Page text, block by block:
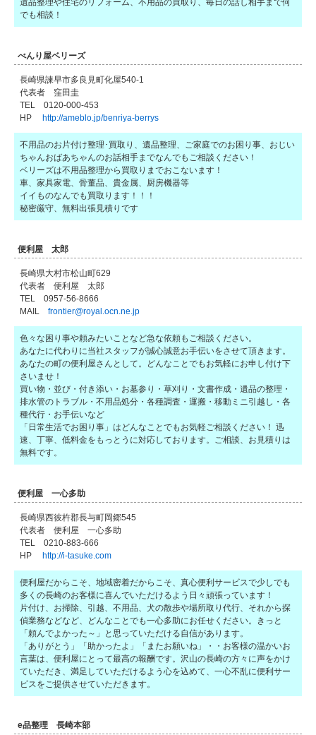
でも相談！
べんり屋ベリーズ
長崎県諫早市多良見町化屋540-1
代表者 窪田圭
TEL 0120-000-453
HPhttp://ameblo.jp/benriya-berrys
不用品のお片付け整理･買取り、遺品整理、ご家庭でのお困り事、おじい
ちゃんおばあちゃんのお話相手までなんでもご相談ください！
ベリーズは不用品整理から買取りまでおこないます！
車、家具家電、骨董品、貴金属、厨房機器等
イイものなんでも買取ります！！！
秘密厳守、無料出張見積りです
便利屋 太郎
長崎県大村市松山町629
代表者 便利屋 太郎
TEL 0957-56-8666
MAILfrontier@royal.ocn.ne.jp
色々な困り事や頼みたいことなど急な依頼もご相談ください。
あなたに代わりに当社スタッフが誠心誠意お手伝いをさせて頂きます。
あなたの町の便利屋さんとして。どんなことでもお気軽にお申し付け下
さいませ！
買い物・並び・付き添い・お墓参り・草刈り・文書作成・遺品の整理・
排水管のトラブル・不用品処分・各種調査・運搬・移動ミニ引越し・各
種代行・お手伝いなど
「日常生活でお困り事」はどんなことでもお気軽ご相談ください！ 迅
速、丁寧、低料金をもっとうに対応しております。ご相談、お見積りは
無料です。
便利屋 一心多助
長崎県西彼杵郡長与町岡郷545
代表者 便利屋 一心多助
TEL 0210-883-666
HP http://i-tasuke.com
便利屋だからこそ、地域密着だからこそ、真心便利サービスで少しでも
多くの長崎のお客様に喜んでいただけるよう日々頑張っています！
片付け、お掃除、引越、不用品、犬の散歩や場所取り代行、それから探
偵業務などなど、どんなことでも一心多助にお任せください。きっと
「頼んでよかった～」と思っていただける自信があります。
「ありがとう」「助かったよ」「またお願いね」・・お客様の温かいお
言葉は、便利屋にとって最高の報酬です。沢山の長崎の方々に声をかけ
ていただき、満足していただけるよう心を込めて、一心不乱に便利サー
ビスをご提供させていただきます。
e品整理 長崎本部